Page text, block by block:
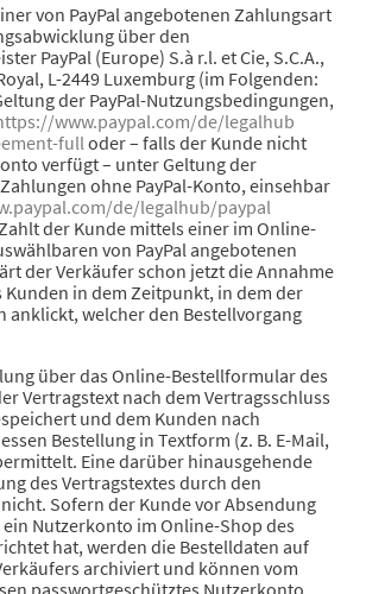
von PayPal angebotenen Zahlungsart
über den
PayPal (Europe) S.à r.l. et Cie, S.C.A.,
L-2449 Luxemburg (im Folgenden:
der PayPal-Nutzungsbedingungen,
www.paypal.com/de/legalhub
full oder – falls der Kunde nicht
verfügt – unter Geltung der
ohne PayPal-Konto, einsehbar
/de/legalhub/paypal
der Kunde mittels einer im Online-
von PayPal angebotenen
der Verkäufer schon jetzt die Annahme
Kunden in dem Zeitpunkt, in dem der
anklickt, welcher den Bestellvorgang
über das Online-Bestellformular des
Vertragstext nach dem Vertragsschluss
und dem Kunden nach
Bestellung in Textform (z. B. E-Mail,
Eine darüber hinausgehende
des Vertragstextes durch den
Sofern der Kunde vor Absendung
Nutzerkonto im Online-Shop des
hat, werden die Bestelldaten auf
archiviert und können vom
passwortgeschütztes Nutzerkonto